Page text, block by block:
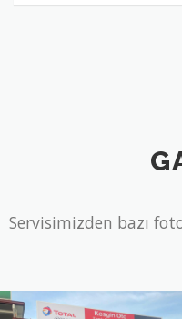
Servisimizden bazı